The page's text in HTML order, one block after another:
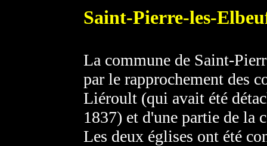
Saint-Pierre-les-
La commune de Saint-
par le rapprochement des
Liéroult (qui avait été
1837) et d'une partie de la
Les deux églises ont été